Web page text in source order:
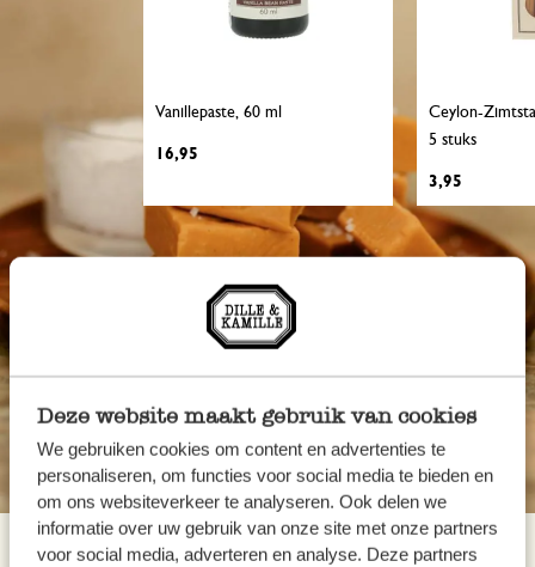
Deze website maakt gebruik van cookies
We gebruiken cookies om content en advertenties te
personaliseren, om functies voor social media te bieden en
om ons websiteverkeer te analyseren. Ook delen we
informatie over uw gebruik van onze site met onze partners
voor social media, adverteren en analyse. Deze partners
Vanillepaste, 60 ml
16,95
Ceylon-
5 stuks
3,95